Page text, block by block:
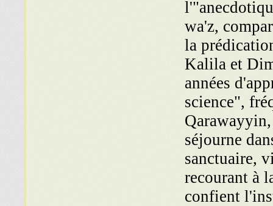
wa'z,
la
Kalila et
années
science",
séjourne
sanctuaire,
recourant à
confient